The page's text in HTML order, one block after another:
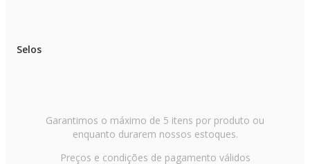
Selos
Garantimos o máximo de 5 itens por produto ou
enquanto durarem nossos estoques.
Preços e condições de pagamento válidos